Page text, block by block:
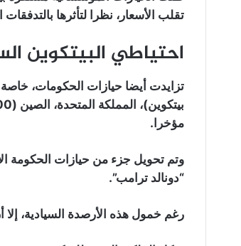
تقلب الأسعار، نظرا لتأثرها بالتدفقات
احتياطي البيتكوين
مؤخرا.
وتم تحويل جزء من حيازات الحكومة
“دونالد ترامب”.
رغم خمول هذه الأرصدة السيادية،